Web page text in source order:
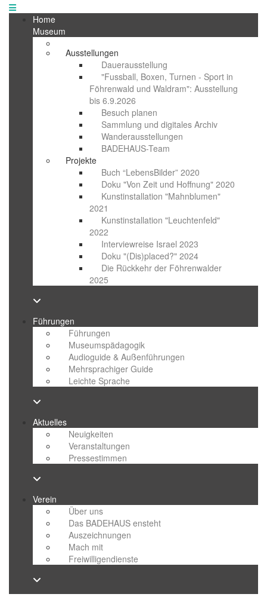
Home
Museum
Ausstellungen
Dauerausstellung
"Fussball, Boxen, Turnen - Sport in
Föhrenwald und Waldram": Ausstellung
bis 6.9.2026
Besuch planen
Sammlung und digitales Archiv
Wanderausstellungen
BADEHAUS-Team
Projekte
Buch “LebensBilder” 2020
Doku "Von Zeit und Hoffnung" 2020
Kunstinstallation "Mahnblumen"
2021
Kunstinstallation "Leuchtenfeld"
2022
Interviewreise Israel 2023
Doku "(Dis)placed?" 2024
Die Rückkehr der Föhrenwalder
2025
Führungen
Führungen
Museumspädagogik
Audioguide & Außenführungen
Mehrsprachiger Guide
Leichte Sprache
Aktuelles
Neuigkeiten
Veranstaltungen
Pressestimmen
Verein
Über uns
Das BADEHAUS ensteht
Auszeichnungen
Mach mit
Freiwilligendienste